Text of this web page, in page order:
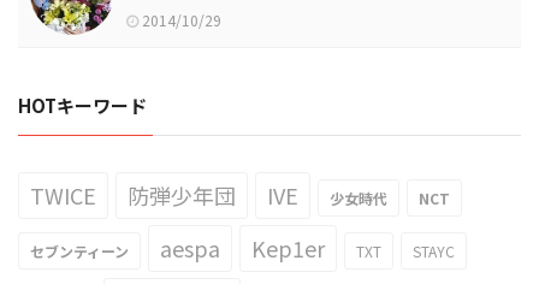
2014/10/29
HOTキーワード
TWICE 防弾少年団 IVE 少女時代 NCT
セブンティーン aespa Kep1er TXT STAYC